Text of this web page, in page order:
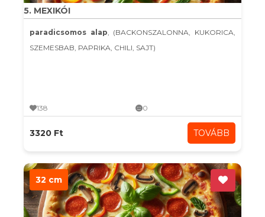
5. MEXIKÓI
paradicsomos alap, (BACKONSZALONNA, KUKORICA,
SZEMESBAB, PAPRIKA, CHILI, SAJT)
138 0
3320 Ft TOVÁBB
32 cm